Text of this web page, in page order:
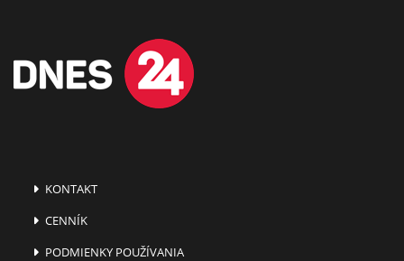
KONTAKT
CENNÍK
PODMIENKY POUŽÍVANIA